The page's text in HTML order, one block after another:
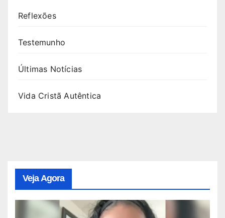
Reflexões
Testemunho
Últimas Notícias
Vida Cristã Autêntica
Veja Agora